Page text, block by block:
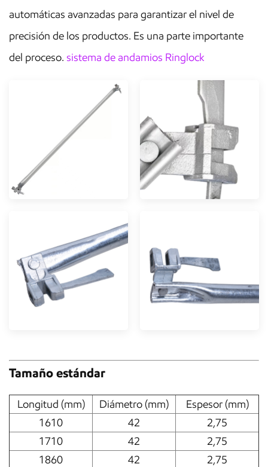
automáticas avanzadas para garantizar el nivel de
precisión de los productos. Es una parte importante
del proceso. sistema de andamios Ringlock
Tamaño estándar
Longitud (mm) Diámetro (mm)
Espesor (mm)
1610
42
2,75
1710
42
2,75
1860
42
2,75